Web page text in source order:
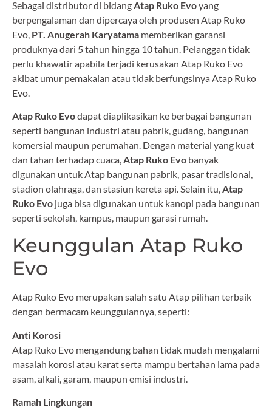
Sebagai distributor di bidang Atap Ruko Evoyang
berpengalaman dan dipercaya oleh produsen Atap Ruko
Evo, PT. Anugerah Karyatama memberikan garansi
produknya dari 5 tahun hingga 10 tahun. Pelanggan tidak
perlu khawatir apabila terjadi kerusakan Atap Ruko Evo
akibat umur pemakaian atau tidak berfungsinya Atap Ruko
Evo.
Atap Ruko Evodapat diaplikasikan ke berbagai bangunan
seperti bangunan industri atau pabrik, gudang, bangunan
komersial maupun perumahan. Dengan material yang kuat
dan tahan terhadap cuaca,Atap Ruko Evo banyak
digunakan untuk Atap bangunan pabrik, pasar tradisional,
stadion olahraga, dan stasiun kereta api. Selain itu,Atap
Ruko Evo juga bisa digunakan untuk kanopi pada bangunan
seperti sekolah, kampus, maupun garasi rumah.
Keunggulan Atap Ruko
Evo
Atap Ruko Evo merupakan salah satu Atap pilihan terbaik
dengan bermacam keunggulannya, seperti:
Anti Korosi
Atap Ruko Evo mengandung bahan tidak mudah mengalami
masalah korosi atau karat serta mampu bertahan lama pada
asam, alkali, garam, maupun emisi industri.
Ramah Lingkungan